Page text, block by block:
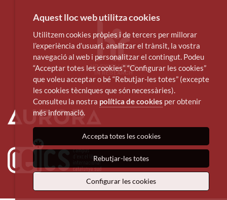
Aquest lloc web utilitza cookies
Utilitzem cookies pròpies i de tercers per millorar
l’experiència d’usuari, analitzar el trànsit, la vostra
navegació al web i personalitzar el contingut. Podeu
“Acceptar totes les cookies”, “Configurar les cookies”
que voleu acceptar o bé “Rebutjar-les totes” (excepte
les cookies tècniques que són necessàries).
Consulteu la nostra política de cookies per obtenir
més informació.
Accepta totes les cookies
Rebutjar-les totes
Configurar les cookies